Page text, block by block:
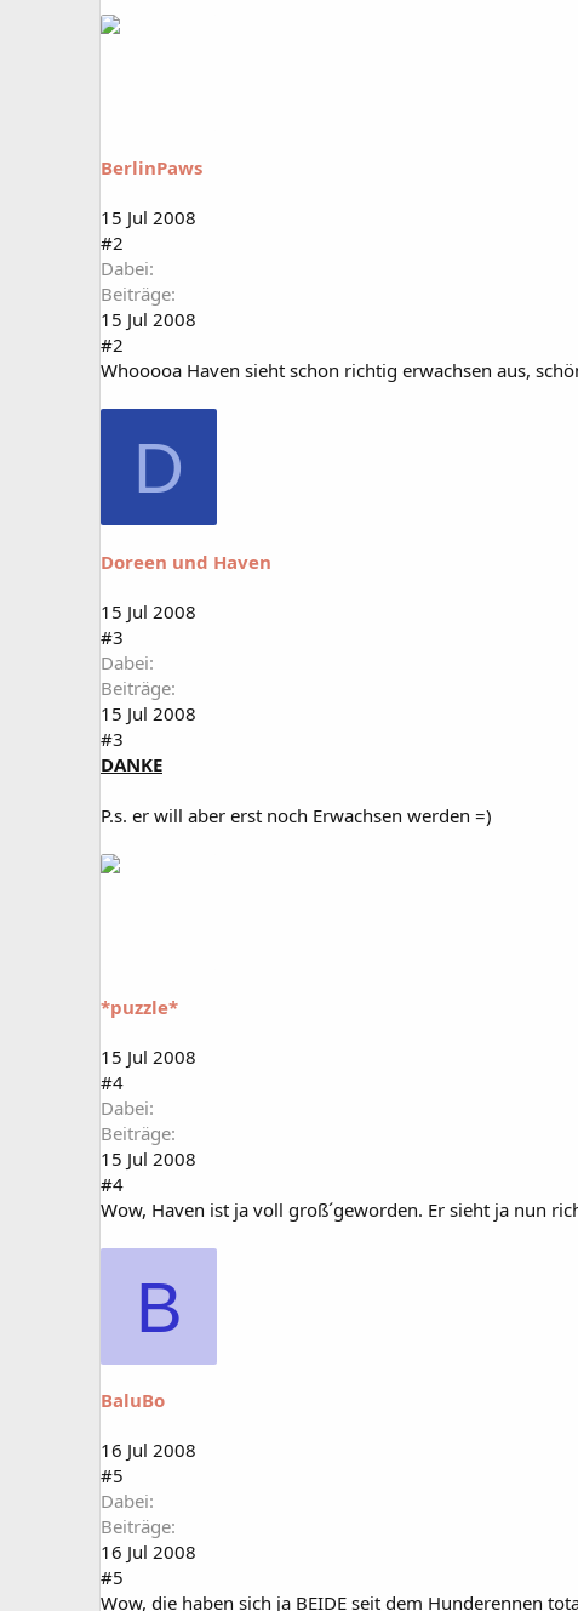
BerlinPaws
15 Jul 2008
#2
Dabei
Beiträge
15 Jul 2008
#2
Whooooa Haven sieht schon richtig erwachsen aus,
D
Doreen und Haven
15 Jul 2008
#3
Dabei
Beiträge
15 Jul 2008
#3
DANKE
P.s. er will aber erst noch Erwachsen werden =)
*puzzle*
15 Jul 2008
#4
Dabei
Beiträge
15 Jul 2008
#4
Wow, Haven ist ja voll groß´geworden. Er sieht ja nun
B
BaluBo
16 Jul 2008
#5
Dabei
Beiträge
16 Jul 2008
#5
Wow, die haben sich ja BEIDE seit dem Hunderennen